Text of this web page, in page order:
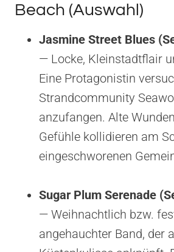
Beach (Auswahl)
Jasmine Street Blues
— Locke, Kleinstadtflair
Eine Protagonistin
Strandcommunity
anzufangen. Alte
Gefühle kollidieren am
eingeschworenen
Sugar Plum Serenade
— Weihnachtlich bzw.
angehauchter Band, der